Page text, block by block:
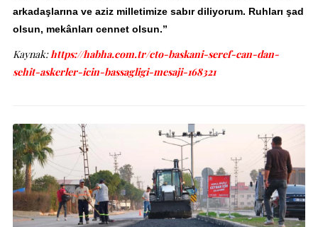
arkadaşlarına ve aziz milletimize sabır diliyorum. Ruhları şad
olsun, mekânları cennet olsun.”
Kaynak:https://habha.com.tr/cto-baskani-seref-can-dan-
sehit-askerler-icin-bassagligi-mesaji-168321